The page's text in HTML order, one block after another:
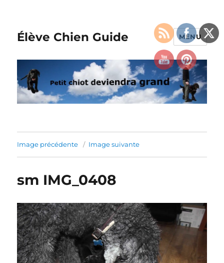
Élève Chien Guide MENU
Image précédente Image suivante
sm IMG_0408